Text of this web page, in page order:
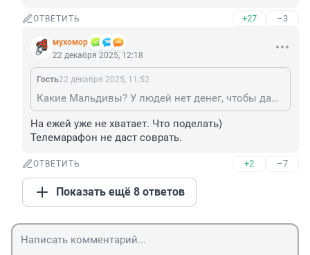
ОТВЕТИТЬ +27 –3
мухомор
22 декабря 2025, 12:18
Гость22 декабря 2025, 11:52
Какие Мальдивы? У людей нет денег, чтобы даже до дачи нормально доехать, а у многих и дачи то нет.
На ежей уже не хватает. Что поделать)
Телемарафон не даст соврать.
ОТВЕТИТЬ +2 –7
Показать ещё 8 ответов